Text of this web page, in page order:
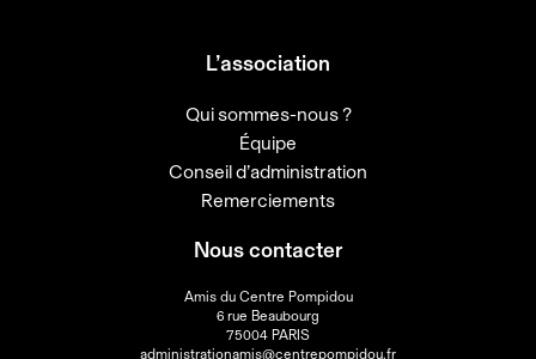
L’association
Qui sommes-nous ?
Équipe
Conseil d’administration
Remerciements
Nous contacter
Amis du Centre Pompidou
6 rue Beaubourg
75004 PARIS
administrationamis@centrepompidou.fr